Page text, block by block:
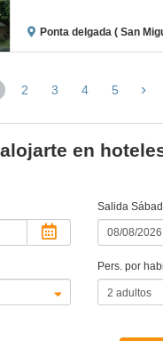
Ponta delgada ( San
(página
2 3 4 5
en
Salida
Pers. por